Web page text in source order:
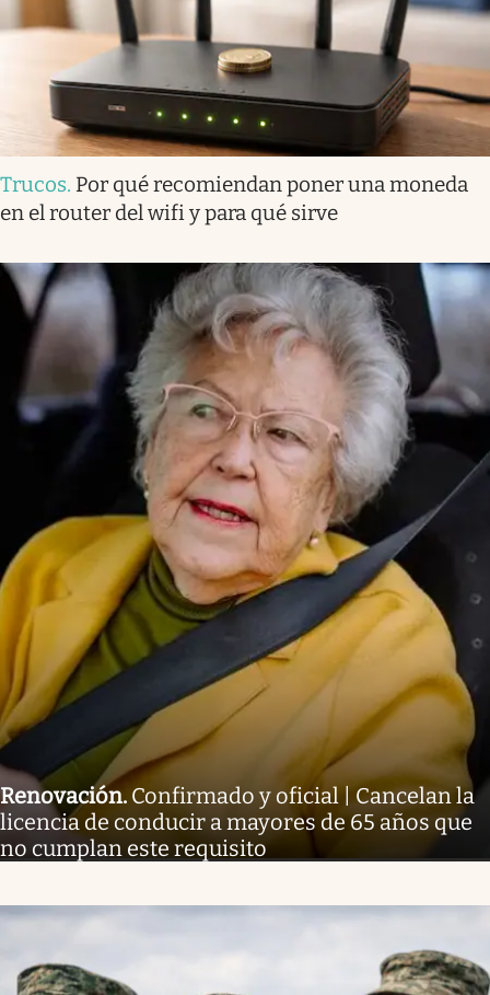
Trucos. Por qué recomiendan poner una moneda
en el router del wifi y para qué sirve
Renovación. Confirmado y oficial | Cancelan la
licencia de conducir a mayores de 65 años que
no cumplan este requisito